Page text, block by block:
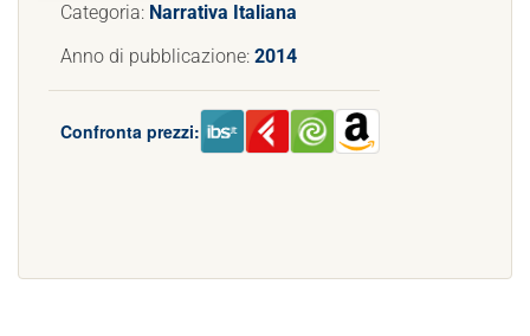
Categoria: Narrativa Italiana
Anno di pubblicazione: 2014
Confronta prezzi: